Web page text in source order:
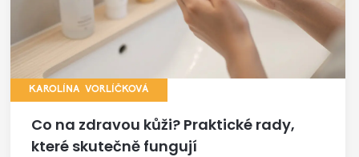
KAROLÍNA VORLÍČKOVÁ
Co na zdravou kůži? Praktické rady,
které skutečně fungují